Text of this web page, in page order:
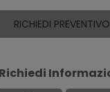
RICHIEDI PREVENTIVO
Richiedi